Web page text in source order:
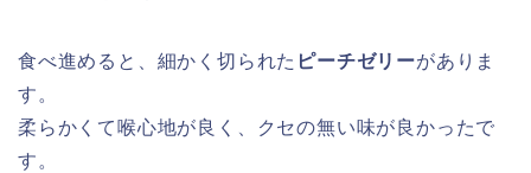
食べ進めると、細かく切られた ピーチゼリーがありま
す。
柔らかくて喉心地が良く、クセの無い味が良かったで
す。